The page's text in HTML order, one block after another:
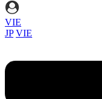
VIE
JP VIE